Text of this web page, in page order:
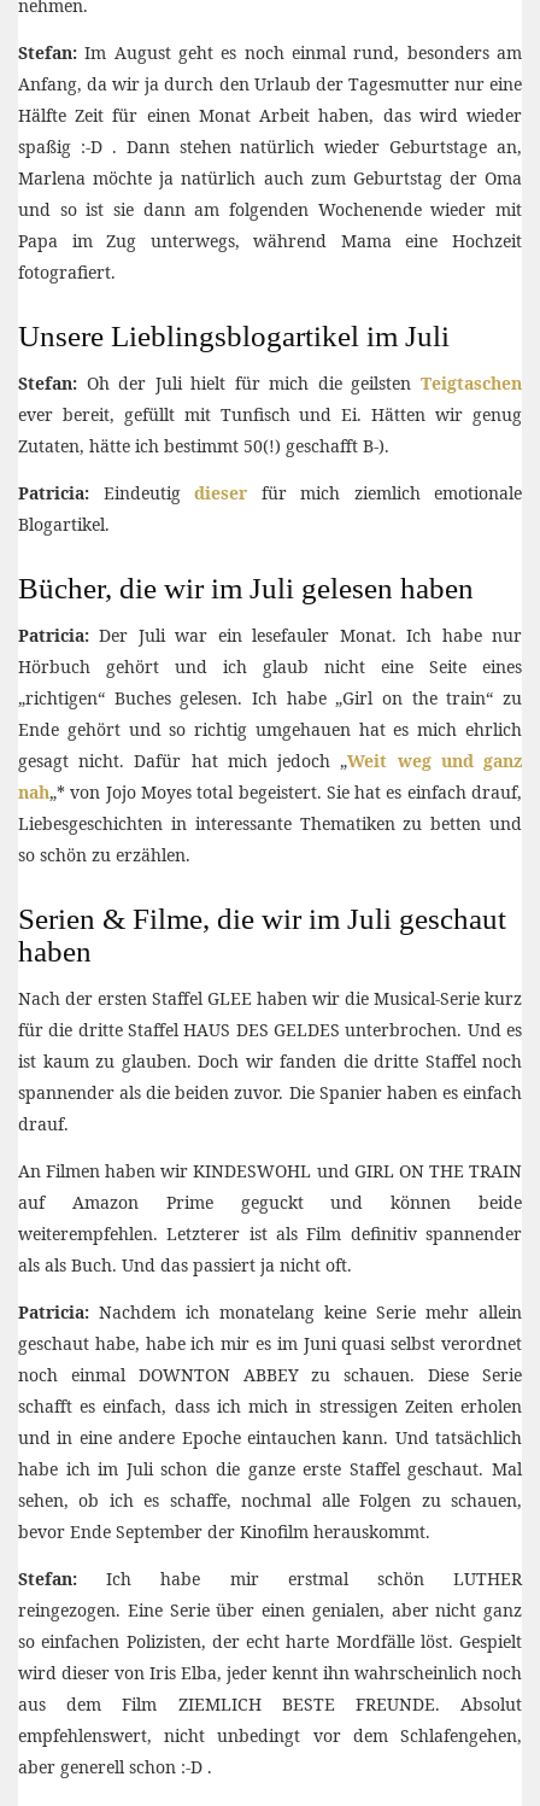
nehmen.
Stefan:Im August geht es noch einmal rund, besonders am
Anfang, da wir ja durch den Urlaub der Tagesmutter nur eine
Hälfte Zeit für einen Monat Arbeit haben, das wird wieder
spaßig :-D . Dann stehen natürlich wieder Geburtstage an,
Marlena möchte ja natürlich auch zum Geburtstag der Oma
und so ist sie dann am folgenden Wochenende wieder mit
Papa im Zug unterwegs, während Mama eine Hochzeit
fotografiert.
Unsere Lieblingsblogartikel im Juli
Stefan: Oh der Juli hielt für mich die geilstenTeigtaschen
ever bereit, gefüllt mit Tunfisch und Ei. Hätten wir genug
Zutaten, hätte ich bestimmt 50(!) geschafft B-).
Patricia: Eindeutig dieser für mich ziemlich emotionale
Blogartikel.
Bücher, die wir im Juli gelesen haben
Patricia: Der Juli war ein lesefauler Monat. Ich habe nur
Hörbuch gehört und ich glaub nicht eine Seite eines
„richtigen“ Buches gelesen. Ich habe „Girl on the train“ zu
Ende gehört und so richtig umgehauen hat es mich ehrlich
gesagt nicht. Dafür hat mich jedoch „Weit weg und ganz
nah„* von Jojo Moyes total begeistert. Sie hat es einfach drauf,
Liebesgeschichten in interessante Thematiken zu betten und
so schön zu erzählen.
Serien & Filme, die wir im Juli geschaut
haben
Nach der ersten Staffel GLEE haben wir die Musical-Serie kurz
für die dritte Staffel HAUS DES GELDES unterbrochen. Und es
ist kaum zu glauben. Doch wir fanden die dritte Staffel noch
spannender als die beiden zuvor. Die Spanier haben es einfach
drauf.
An Filmen haben wir KINDESWOHL und GIRL ON THE TRAIN
auf Amazon Prime geguckt und können beide
weiterempfehlen. Letzterer ist als Film definitiv spannender
als als Buch. Und das passiert ja nicht oft.
Patricia: Nachdem ich monatelang keine Serie mehr allein
geschaut habe, habe ich mir es im Juni quasi selbst verordnet
noch einmal DOWNTON ABBEY zu schauen. Diese Serie
schafft es einfach, dass ich mich in stressigen Zeiten erholen
und in eine andere Epoche eintauchen kann. Und tatsächlich
habe ich im Juli schon die ganze erste Staffel geschaut. Mal
sehen, ob ich es schaffe, nochmal alle Folgen zu schauen,
bevor Ende September der Kinofilm herauskommt.
Stefan:Ich habe mir erstmal schön LUTHER
reingezogen. Eine Serie über einen genialen, aber nicht ganz
so einfachen Polizisten, der echt harte Mordfälle löst. Gespielt
wird dieser von Iris Elba, jeder kennt ihn wahrscheinlich noch
aus dem Film ZIEMLICH BESTE FREUNDE. Absolut
empfehlenswert, nicht unbedingt vor dem Schlafengehen,
aber generell schon :-D .